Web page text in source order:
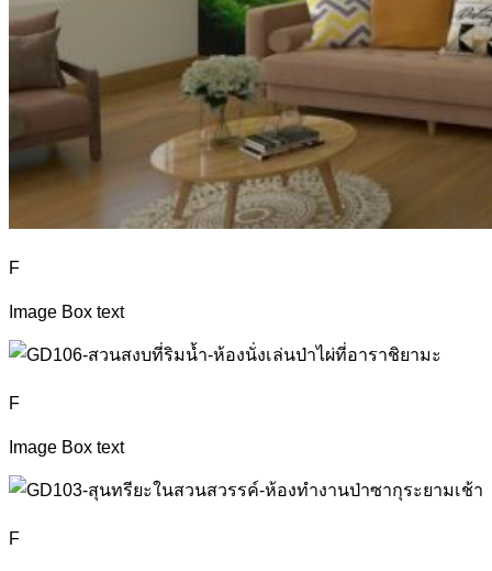
F
Image Box text
F
Image Box text
F